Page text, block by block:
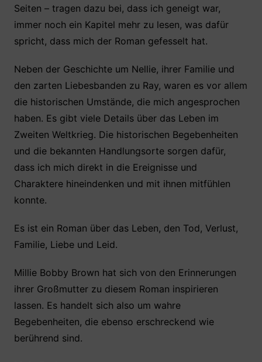
Seiten – tragen dazu bei, dass ich geneigt war,
immer noch ein Kapitel mehr zu lesen, was dafür
spricht, dass mich der Roman gefesselt hat.
Neben der Geschichte um Nellie, ihrer Familie und
den zarten Liebesbanden zu Ray, waren es vor allem
die historischen Umstände, die mich angesprochen
haben. Es gibt viele Details über das Leben im
Zweiten Weltkrieg. Die historischen Begebenheiten
und die bekannten Handlungsorte sorgen dafür,
dass ich mich direkt in die Ereignisse und
Charaktere hineindenken und mit ihnen mitfühlen
konnte.
Es ist ein Roman über das Leben, den Tod, Verlust,
Familie, Liebe und Leid.
Millie Bobby Brown hat sich von den Erinnerungen
ihrer Großmutter zu diesem Roman inspirieren
lassen. Es handelt sich also um wahre
Begebenheiten, die ebenso erschreckend wie
berührend sind.